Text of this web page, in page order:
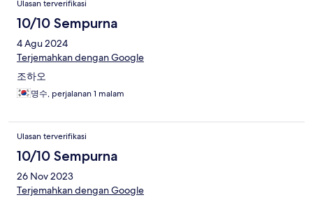
Ulasan terverifikasi
10/10 Sempurna
4 Agu 2024
Terjemahkan dengan Google
조하오
명수, perjalanan 1 malam
Ulasan terverifikasi
10/10 Sempurna
26 Nov 2023
Terjemahkan dengan Google